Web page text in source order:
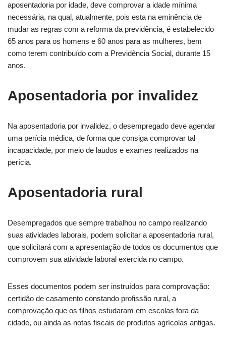
aposentadoria por idade, deve comprovar a idade mínima
necessária, na qual, atualmente, pois esta na eminência de
mudar as regras com a reforma da previdência, é estabelecido
65 anos para os homens e 60 anos para as mulheres, bem
como terem contribuído com a Previdência Social, durante 15
anos.
Aposentadoria por invalidez
Na aposentadoria por invalidez, o desempregado deve agendar
uma perícia médica, de forma que consiga comprovar tal
incapacidade, por meio de laudos e exames realizados na
perícia.
Aposentadoria rural
Desempregados que sempre trabalhou no campo realizando
suas atividades laborais, podem solicitar a aposentadoria rural,
que solicitará com a apresentação de todos os documentos que
comprovem sua atividade laboral exercida no campo.
Esses documentos podem ser instruídos para comprovação:
certidão de casamento constando profissão rural, a
comprovação que os filhos estudaram em escolas fora da
cidade, ou ainda as notas fiscais de produtos agrícolas antigas.